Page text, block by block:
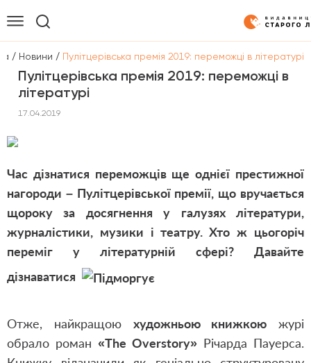
/ Новини / Пулітцерівська премія 2019: переможці в літературі
Пулітцерівська премія 2019: переможці в
літературі
17.04.2019
Час дізнатися переможців ще однієї престижної
нагороди – Пулітцерівської премії, що вручається
щороку за досягнення у галузях літератури,
журналістики, музики і театру. Хто ж цьогоріч
переміг у літературній сфері? Давайте
дізнаватися
Отже, найкращою художньою книжкою журі
обрало роман «The Overstory» Річарда Пауерса.